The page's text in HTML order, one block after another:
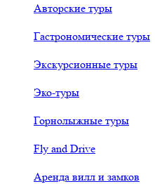
Авторские туры
Гастрономические туры
Экскурсионные туры
Эко-туры
Горнолыжные туры
Fly and Drive
Аренда вилл и замков